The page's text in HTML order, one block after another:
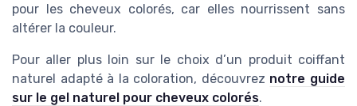
pour les cheveux colorés, car elles nourrissent sans
altérer la couleur.
Pour aller plus loin sur le choix d’un produit coiffant
naturel adapté à la coloration, découvrez notre guide
sur le gel naturel pour cheveux colorés.